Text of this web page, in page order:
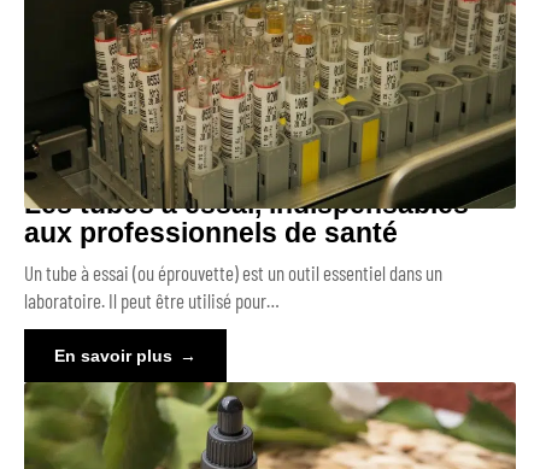
Les tubes à essai, indispensables
aux professionnels de santé
Un tube à essai (ou éprouvette) est un outil essentiel dans un
laboratoire. Il peut être utilisé pour…
En savoir plus